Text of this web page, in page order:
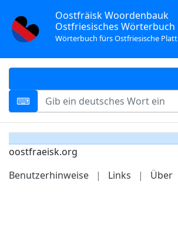
Oostfräisk Woordenbauk
Ostfriesisches Wörterbuch
Wörterbuch fürs Ostfriesische Platt
oostfraeisk.org
Benutzerhinweise
| Links | Über